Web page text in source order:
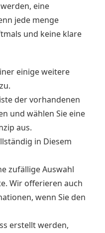
eine
jede menge
und keine klare
einige weitere
der vorhandenen
und wählen Sie eine
aus.
in Diesem
zufällige Auswahl
Wir offerieren auch
wenn Sie den
erstellt werden,